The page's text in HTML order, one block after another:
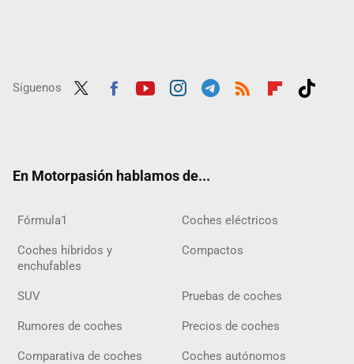
Síguenos
En Motorpasión hablamos de...
Fórmula1 Coches eléctricos
Coches híbridos y
enchufables
Compactos
SUV Pruebas de coches
Rumores de coches Precios de coches
Comparativa de coches Coches autónomos